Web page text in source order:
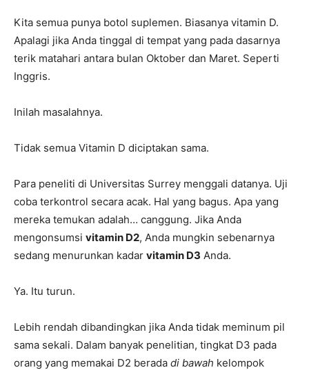
Kita semua punya botol suplemen. Biasanya vitamin D.
Apalagi jika Anda tinggal di tempat yang pada dasarnya
terik matahari antara bulan Oktober dan Maret. Seperti
Inggris.
Inilah masalahnya.
Tidak semua Vitamin D diciptakan sama.
Para peneliti di Universitas Surrey menggali datanya. Uji
coba terkontrol secara acak. Hal yang bagus. Apa yang
mereka temukan adalah… canggung. Jika Anda
mengonsumsi vitamin D2, Anda mungkin sebenarnya
sedang menurunkan kadar vitamin D3 Anda.
Ya. Itu turun.
Lebih rendah dibandingkan jika Anda tidak meminum pil
sama sekali. Dalam banyak penelitian, tingkat D3 pada
orang yang memakai D2 berada di bawah kelompok